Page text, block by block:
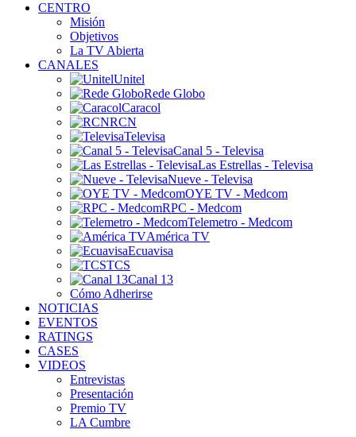
CENTRO
Misión
Objetivos
La TV Abierta
CANALES
Unitel
Rede Globo
Caracol
RCN
Televisa
Canal 5 - Televisa
Las Estrellas - Televisa
Nueve - Televisa
OYE TV - Medcom
RPC - Medcom
Telemetro - Medcom
América TV
Ecuavisa
TCS
Canal 13
Cómo Adherirse
NOTICIAS
EVENTOS
RATINGS
CASES
VIDEOS
Entrevistas
Presentación
Premio TV
LA Cumbre